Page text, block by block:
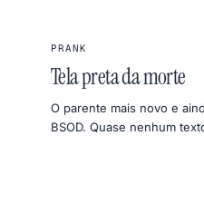
PRANK
Tela preta da morte
O parente mais novo e
BSOD. Quase nenhum